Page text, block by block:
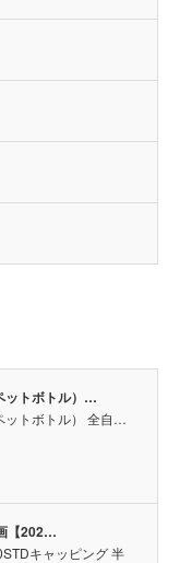
ットボトル）…
ットボトル） 全自…
【202…
キャッピング 半